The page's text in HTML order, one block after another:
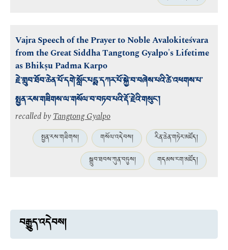
Vajra Speech of the Prayer to Noble Avalokiteśvara
from the Great Siddha Tangtong Gyalpo's Lifetime
as Bhikṣu Padma Karpo
རྗེ་གྲུབ་ཐོབ་ཆེན་པོ་དགེ་སློང་པདྨ་དཀར་པོ་སྐྱེ་བ་བཞེས་པའི་ཚེ་འཕགས་པ་
སྤྱན་རས་གཟིགས་ལ་གསོལ་བ་བཏབ་པའི་རྡོ་རྗེའི་གསུང་།
recalled byTangtong Gyalpo
སྤྱན་རས་གཟིགས། གསོལ་འདེབས།
རིན་ཆེན་གཏེར་མཛོད།
སྒྲུབ་ཐབས་ཀུན་བཏུས།
གདམས་ངག་མཛོད།
བརྒྱུད་འདེབས།